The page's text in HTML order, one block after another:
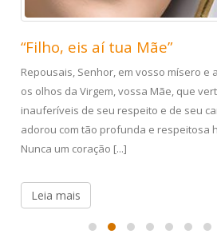
“Filho, eis aí tua Mãe”
Repousais, Senhor, em vosso mísero e
os olhos da Virgem, vossa Mãe, que
inauferíveis de seu respeito e de seu
adorou com tão profunda e respeitosa
Nunca um coração [...]
Leia mais